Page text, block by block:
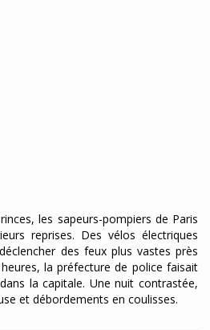
les sapeurs-pompiers de Paris
reprises. Des vélos électriques
des feux plus vastes près
la préfecture de police faisait
la capitale. Une nuit contrastée,
et débordements en coulisses.